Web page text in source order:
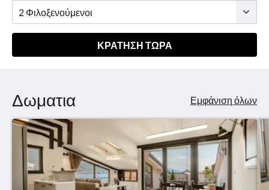
ΚΡΆΤΗΣΗ ΤΏΡΑ
Δωματια Εμφάνιση όλων